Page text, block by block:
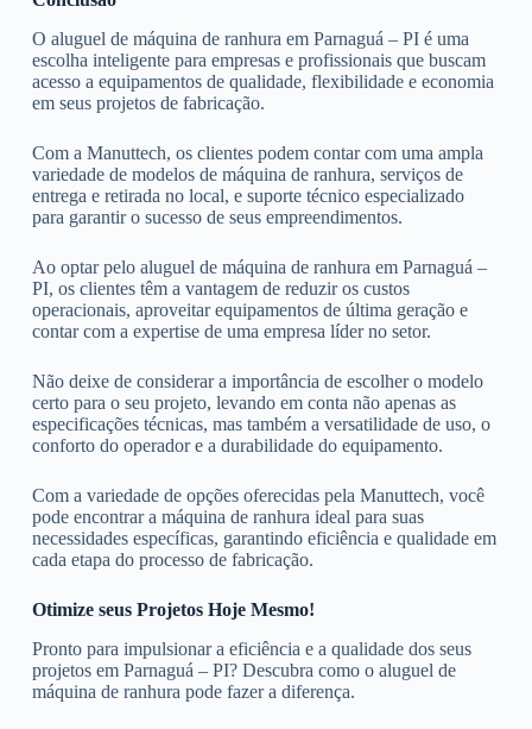
O aluguel de máquina de ranhura em Parnaguá – PI é uma
escolha inteligente para empresas e profissionais que buscam
acesso a equipamentos de qualidade, flexibilidade e economia
em seus projetos de fabricação.
Com a Manuttech, os clientes podem contar com uma ampla
variedade de modelos de máquina de ranhura, serviços de
entrega e retirada no local, e suporte técnico especializado
para garantir o sucesso de seus empreendimentos.
Ao optar pelo aluguel de máquina de ranhura em Parnaguá –
PI, os clientes têm a vantagem de reduzir os custos
operacionais, aproveitar equipamentos de última geração e
contar com a expertise de uma empresa líder no setor.
Não deixe de considerar a importância de escolher o modelo
certo para o seu projeto, levando em conta não apenas as
especificações técnicas, mas também a versatilidade de uso, o
conforto do operador e a durabilidade do equipamento.
Com a variedade de opções oferecidas pela Manuttech, você
pode encontrar a máquina de ranhura ideal para suas
necessidades específicas, garantindo eficiência e qualidade em
cada etapa do processo de fabricação.
Otimize seus Projetos Hoje Mesmo!
Pronto para impulsionar a eficiência e a qualidade dos seus
projetos em Parnaguá – PI? Descubra como o aluguel de
máquina de ranhura pode fazer a diferença.